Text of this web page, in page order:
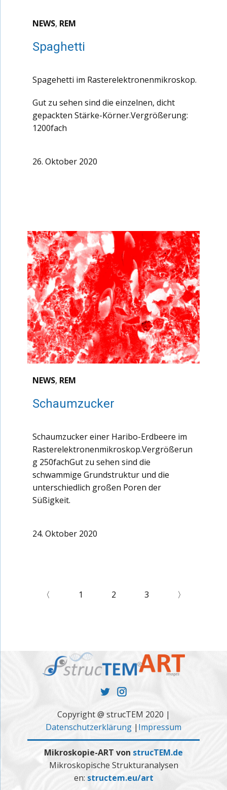
NEWS, REM
Spaghetti
Spagehetti im Rasterelektronenmikroskop.
Gut zu sehen sind die einzelnen, dicht
gepackten Stärke-Körner.Vergrößerung:
1200fach
26. Oktober 2020
NEWS, REM
Schaumzucker
Schaumzucker einer Haribo-Erdbeere im
Rasterelektronenmikroskop.Vergrößerun
g 250fachGut zu sehen sind die
schwammige Grundstruktur und die
unterschiedlich großen Poren der
Süßigkeit.
24. Oktober 2020
〈 1 2 3 〉
Copyright @ strucTEM 2020 |
Datenschutzerklärung | Impressum
Mikroskopie-ART von strucTEM.de
Mikroskopische Strukturanalysen
en: structem.eu/art